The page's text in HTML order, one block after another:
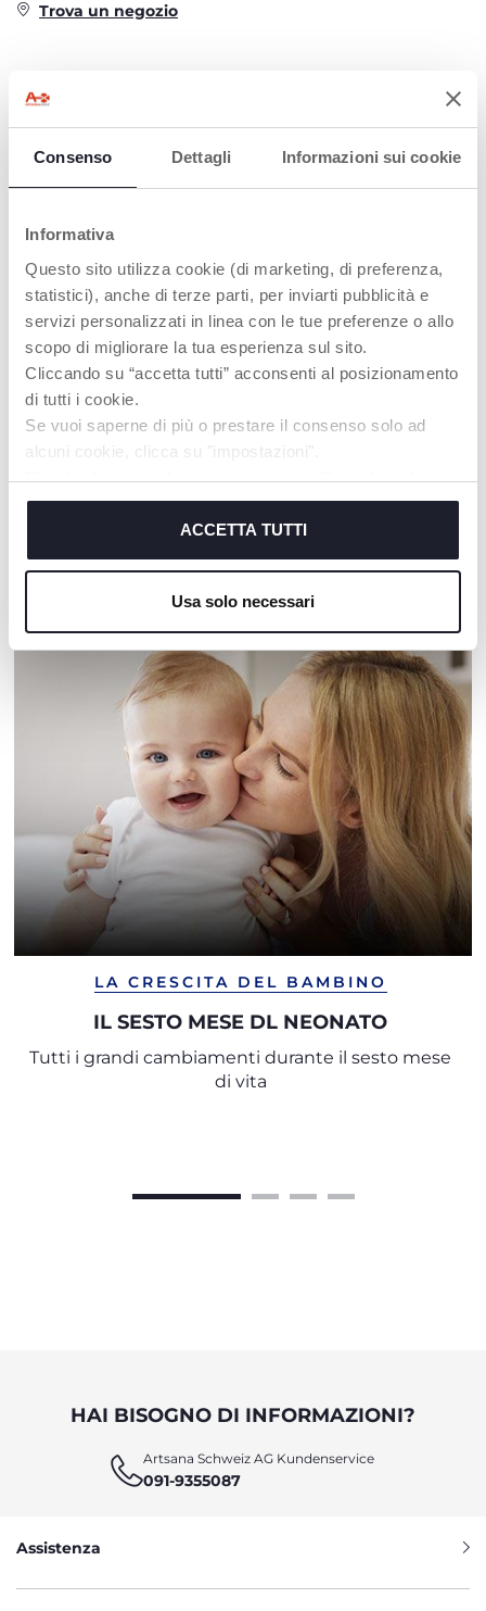
Consenso Dettagli Informazioni sui cookie
Informativa
Questo sito utilizza cookie (di marketing, di preferenza,
statistici), anche di terze parti, per inviarti pubblicità e
servizi personalizzati in linea con le tue preferenze o allo
scopo di migliorare la tua esperienza sul sito.
Cliccando su “accetta tutti” acconsenti al posizionamento
di tutti i cookie.
Se vuoi saperne di più o prestare il consenso solo ad
alcuni cookie, clicca su "impostazioni".
Chiudendo questo banner acconsenti all’uso dei soli
cookie tecnici, indispensabili per fruire del servizio
ACCETTA TUTTI
Usa solo necessari
Trova un negozio
INTERESSARTI
+ COLORI
Occhiale da sole 12m+
+ COLORI
Occhiali da sole 36m+
LA CRESCITA DEL BAMBINO
IL SESTO MESE DL NEONATO
Tutti i grandi cambiamenti durante il sesto mese
di vita
HAI BISOGNO DI INFORMAZIONI?
Artsana Schweiz AG Kundenservice
091-9355087
Assistenza